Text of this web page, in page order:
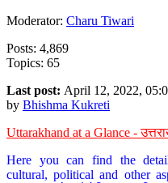
Moderator: Charu Tiwari
Posts: 4,869
Topics: 65
Last post: April 12, 2022,
by Bhishma Kukreti
Uttarakhand at a Glance -
Here you can find the
cultural, political and other